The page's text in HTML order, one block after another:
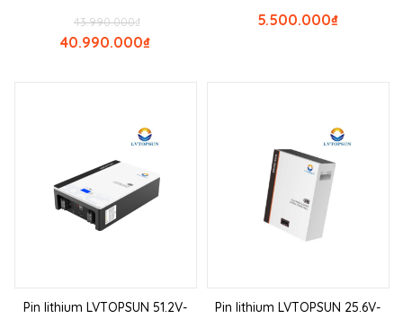
₫
43.990.000
₫
40.990.000
₫
5.500.000
Pin lithium LVTOPSUN 51.2V-
Pin lithium LVTOPSUN 25.6V-